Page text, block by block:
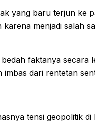
yang baru terjun ke
karena menjadi salah
faktanya secara
imbas dari rentetan
tensi geopolitik